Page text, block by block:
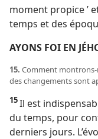
moment propice ’
temps et des
AYONS FOI EN
15. Comment montrons-​
des changements sont
15Il est
du temps, pour
derniers jours.